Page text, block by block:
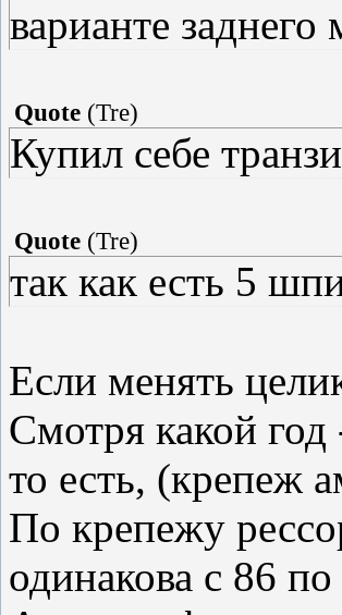
варианте заднего
Quote (Tre)
Купил себе
Quote (Tre)
так как есть 5
Если менять
Смотря какой
то есть, (крепеж
По крепежу
одинакова с 86 по